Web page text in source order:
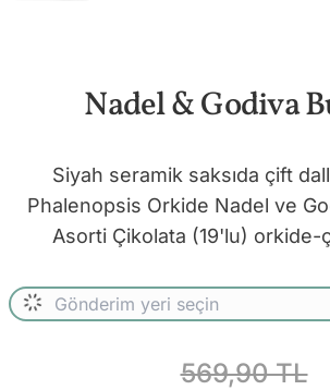
Nadel & Godiva
Siyah seramik saksıda çift
Phalenopsis Orkide Nadel ve
Asorti Çikolata (19'lu) orkide-
569,90 TL